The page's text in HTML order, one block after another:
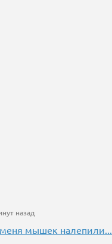
назад
мышек налепили...